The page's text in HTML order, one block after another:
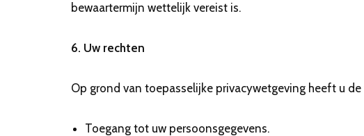
bewaartermijn wettelijk vereist is.
6. Uw rechten
Op grond van toepasselijke privacywetgeving heeft u
Toegang tot uw persoonsgegevens.